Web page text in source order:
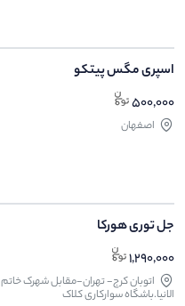
اسپری مگس پیتکو
500,000
اصفهان
جل توری هورکا
1,290,000
اتوبان کرج- تهران-مقابل شهرک خاتم
الانیا.باشگاه سوارکاری کلاک